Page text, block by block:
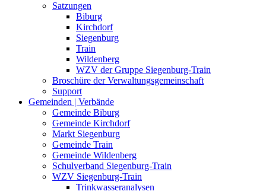
Satzungen
Biburg
Kirchdorf
Siegenburg
Train
Wildenberg
WZV der Gruppe Siegenburg-Train
Broschüre der Verwaltungsgemeinschaft
Support
Gemeinden | Verbände
Gemeinde Biburg
Gemeinde Kirchdorf
Markt Siegenburg
Gemeinde Train
Gemeinde Wildenberg
Schulverband Siegenburg-Train
WZV Siegenburg-Train
Trinkwasseranalysen